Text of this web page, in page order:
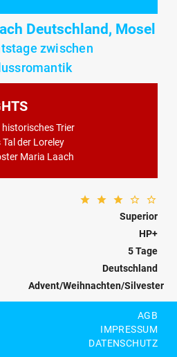
Deutschland, Mosel
zwischen
Trier
der Loreley
Maria Laach
Superior
HP+
5 Tage
Deutschland
Advent/Weihnachten/Silvester
DE-56-W-0008
AGB
IMPRESSUM
DATENSCHUTZ